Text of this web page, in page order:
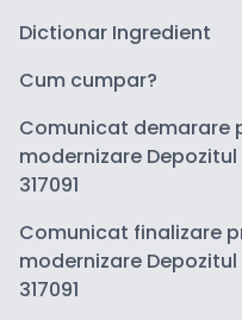
Dictionar Ingredient
Cum cumpar?
Comunicat demarare
modernizare
317091
Comunicat finalizare
modernizare
317091